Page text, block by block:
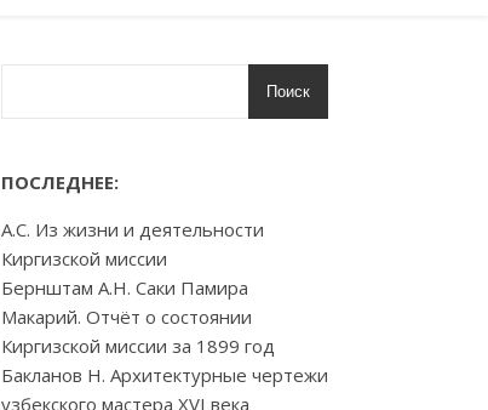
Поиск
ПОСЛЕДНЕЕ:
А.С. Из жизни и деятельности
Киргизской миссии
Бернштам А.Н. Саки Памира
Макарий. Отчёт о состоянии
Киргизской миссии за 1899 год
Бакланов Н. Архитектурные чертежи
узбекского мастера XVI века